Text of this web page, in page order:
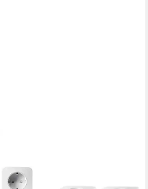
Kit Reichweitenverstärker